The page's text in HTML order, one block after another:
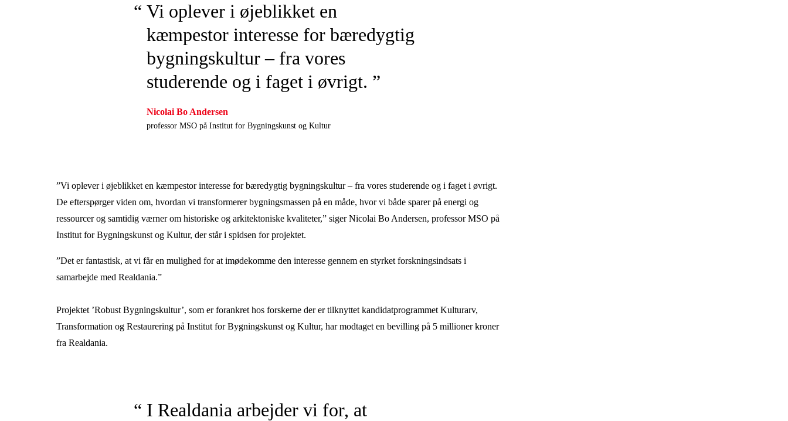
Vi oplever i øjeblikket en
kæmpestor interesse for bæredygtig
bygningskultur – fra vores
studerende og i faget i øvrigt. ”
Nicolai Bo Andersen
professor MSO på Institut for Bygningskunst og Kultur
”Vi oplever i øjeblikket en kæmpestor interesse for bæredygtig bygningskultur – fra vores studerende og i faget i øvrigt.
De efterspørger viden om, hvordan vi transformerer bygningsmassen på en måde, hvor vi både sparer på energi og
ressourcer og samtidig værner om historiske og arkitektoniske kvaliteter,” siger Nicolai Bo Andersen, professor MSO på
Institut for Bygningskunst og Kultur, der står i spidsen for projektet.
”Det er fantastisk, at vi får en mulighed for at imødekomme den interesse gennem en styrket forskningsindsats i
samarbejde med Realdania.”
Projektet ’Robust Bygningskultur’, som er forankret hos forskerne der er tilknyttet kandidatprogrammet Kulturarv,
Transformation og Restaurering på Institut for Bygningskunst og Kultur, har modtaget en bevilling på 5 millioner kroner
fra Realdania.
I Realdania arbejder vi for, at